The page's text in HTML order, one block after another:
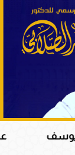
عظمة